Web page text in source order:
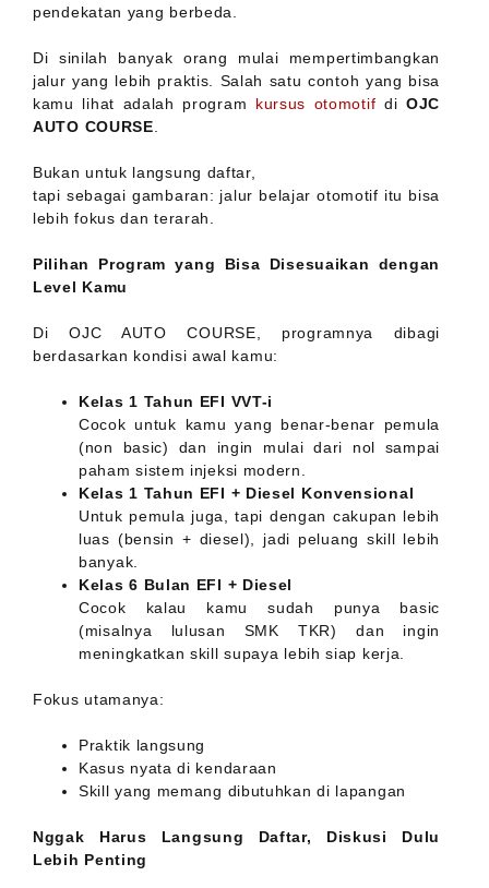
pendekatan yang berbeda.
Di sinilah banyak orang mulai mempertimbangkan
jalur yang lebih praktis. Salah satu contoh yang bisa
kamu lihat adalah program kursus otomotif di OJC
AUTO COURSE.
Bukan untuk langsung daftar,
tapi sebagai gambaran: jalur belajar otomotif itu bisa
lebih fokus dan terarah.
Pilihan Program yang Bisa Disesuaikan dengan
Level Kamu
Di OJC AUTO COURSE, programnya dibagi
berdasarkan kondisi awal kamu:
Kelas 1 Tahun EFI VVT-i
Cocok untuk kamu yang benar-benar pemula
(non basic) dan ingin mulai dari nol sampai
paham sistem injeksi modern.
Kelas 1 Tahun EFI + Diesel Konvensional
Untuk pemula juga, tapi dengan cakupan lebih
luas (bensin + diesel), jadi peluang skill lebih
banyak.
Kelas 6 Bulan EFI + Diesel
Cocok kalau kamu sudah punya basic
(misalnya lulusan SMK TKR) dan ingin
meningkatkan skill supaya lebih siap kerja.
Fokus utamanya:
Praktik langsung
Kasus nyata di kendaraan
Skill yang memang dibutuhkan di lapangan
Nggak Harus Langsung Daftar, Diskusi Dulu
Lebih Penting